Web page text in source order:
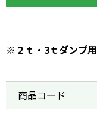
※２ｔ・3ｔダンプ
商品コード